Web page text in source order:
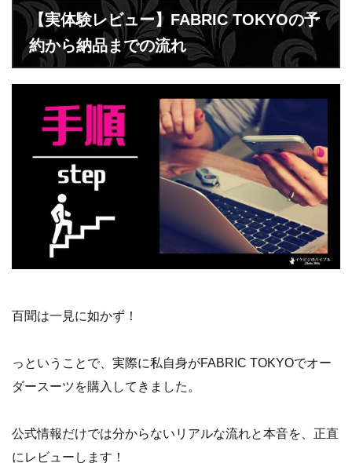
【実体験レビュー】FABRIC TOKYOの予
約から納品までの流れ
百聞は一見に如かず！
っということで、実際に私自身がFABRIC TOKYOでオー
ダースーツを購入してきました。
公式情報だけでは分からないリアルな流れと本音を、正直
にレビューします！